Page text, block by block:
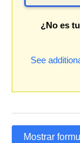
¿No es
See
Mostrar